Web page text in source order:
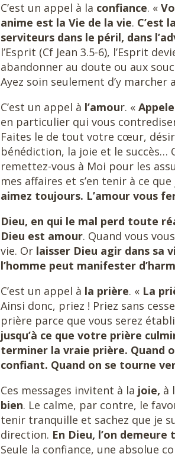
C’est un appel à la confiance. «
anime est la Vie de la vie. C’est
serviteurs dans le péril, dans
l’Esprit (Cf Jean 3.5-6), l’Esprit
abandonner au doute ou aux
Ayez soin seulement d’y marcher
C’est un appel à l’amour. «
en particulier qui vous
Faites le de tout votre cœur,
bénédiction, la joie et le
remettez-vous à Moi pour les
mes affaires et s’en tenir à ce
aimez toujours. L’amour vous
Dieu, en qui le mal perd toute
Dieu est amour. Quand vous
vie. Or laisser Dieu agir dans sa
l’homme peut manifester
C’est un appel à la prière. « La
Ainsi donc, priez ! Priez sans
prière parce que vous serez
jusqu’à ce que votre prière
terminer la vraie prière. Quand
confiant. Quand on se tourne
Ces messages invitent à la joie, à
bien. Le calme, par contre, le
tenir tranquille et sachez que je
direction. En Dieu, l’on
Seule la confiance, une absolue